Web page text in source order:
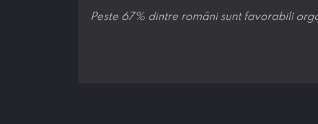
Peste 67% dintre români sunt favorabili